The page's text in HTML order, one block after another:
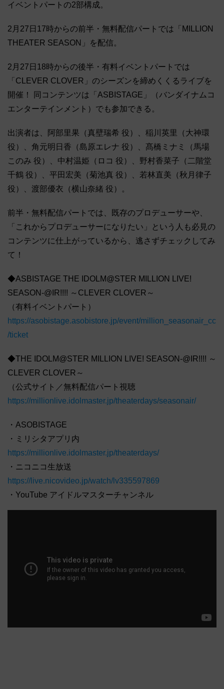
イベントパートの2部構成。
2月27日17時からの前半・無料配信パートでは「MILLION
THEATER SEASON」を配信。
2月27日18時からの後半・有料イベントパートでは
「CLEVER CLOVER」のシーズンを締めくくるライブを
開催！ 同コンテンツは「ASBISTAGE」（バンダイナムコ
エンターテインメント）でも参加できる。
出演者は、阿部里果（真壁瑞希 役）、稲川英里（大神環
役）、角元明日香（島原エレナ 役）、髙橋ミナミ（馬場
このみ 役）、中村温姫（ロコ 役）、野村香菜子（二階堂
千鶴 役）、平田宏美（菊池真 役）、若林直美（秋月律子
役）、渡部優衣（横山奈緒 役）。
前半・無料配信パートでは、既存のプロデューサーや、
「これからプロデューサーになりたい」という人も必見の
コンテンツに仕上がっているから、逃さずチェックしてみ
て！
◆ASBISTAGE THE IDOLM@STER MILLION LIVE!
SEASON-@IR!!!! ～CLEVER CLOVER～
（有料イベントパート）
https://asobistage.asobistore.jp/event/million_seasonair_cc
/ticket
◆THE IDOLM@STER MILLION LIVE! SEASON-@IR!!!! ～
CLEVER CLOVER～
（公式サイト／無料配信パート視聴
https://millionlive.idolmaster.jp/theaterdays/seasonair/
・ASOBISTAGE
・ミリシタアプリ内
https://millionlive.idolmaster.jp/theaterdays/
・ニコニコ生放送
https://live.nicovideo.jp/watch/lv335597869
・YouTube アイドルマスターチャンネル